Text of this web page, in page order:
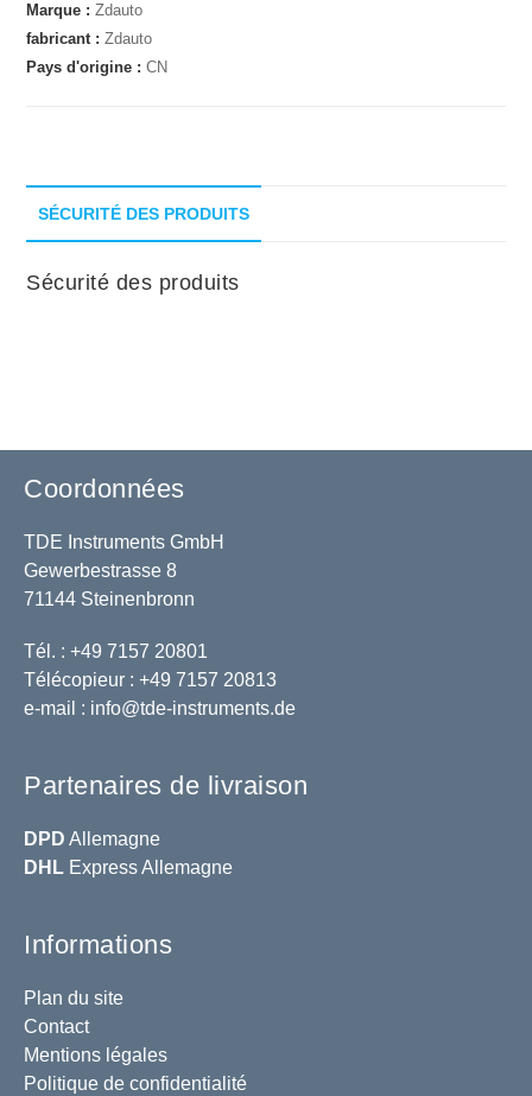
Marque :Zdauto
fabricant :Zdauto
Pays d'origine :CN
SÉCURITÉ DES PRODUITS
Sécurité des produits
Coordonnées
TDE Instruments GmbH
Gewerbestrasse 8
71144 Steinenbronn
Tél. : +49 7157 20801
Télécopieur : +49 7157 20813
e-mail : info@tde-instruments.de
Partenaires de livraison
DPD Allemagne
DHL Express Allemagne
Informations
Plan du site
Contact
Mentions légales
Politique de confidentialité